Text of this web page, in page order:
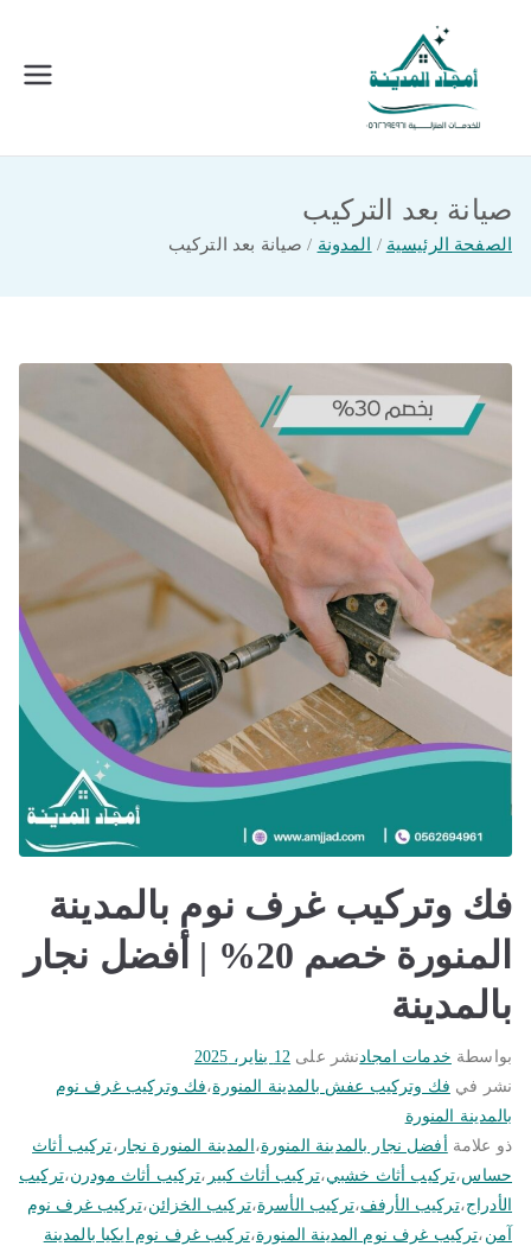
المحتوى
امجاد المدينة للخدمات المنزلية
صيانة بعد التركيب
الصفحة الرئيسية المدونة صيانة بعد التركيب
فك وتركيب غرف نوم بالمدينة
المنورة خصم 20% | أفضل نجار
بالمدينة
بواسطة خدمات امجادنشر على 12 يناير، 2025
نشر في فك وتركيب عفش بالمدينة المنورة،فك وتركيب غرف نوم
بالمدينة المنورة
ذو علامة
أفضل نجار بالمدينة المنورة، المدينة المنورة نجار ،تركيب أثاث
حساس،تركيب أثاث خشبي،تركيب أثاث كبير ،تركيب أثاث مودرن،تركيب
الأدراج،تركيب الأرفف،تركيب الأسرة،تركيب الخزائن،تركيب غرف نوم
آمن ،تركيب غرف نوم المدينة المنورة،تركيب غرف نوم ايكيا بالمدينة